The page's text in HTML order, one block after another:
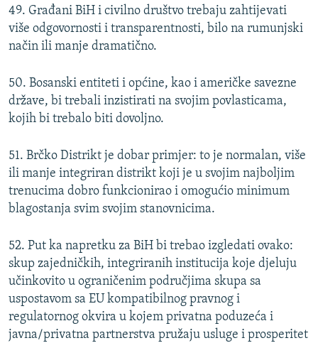
49. Građani BiH i civilno društvo trebaju zahtijevati
više odgovornosti i transparentnosti, bilo na rumunjski
način ili manje dramatično.
50. Bosanski entiteti i općine, kao i američke savezne
države, bi trebali inzistirati na svojim povlasticama,
kojih bi trebalo biti dovoljno.
51. Brčko Distrikt je dobar primjer: to je normalan, više
ili manje integriran distrikt koji je u svojim najboljim
trenucima dobro funkcionirao i omogućio minimum
blagostanja svim svojim stanovnicima.
52. Put ka napretku za BiH bi trebao izgledati ovako:
skup zajedničkih, integriranih institucija koje djeluju
učinkovito u ograničenim područjima skupa sa
uspostavom sa EU kompatibilnog pravnog i
regulatornog okvira u kojem privatna poduzeća i
javna/privatna partnerstva pružaju usluge i prosperitet